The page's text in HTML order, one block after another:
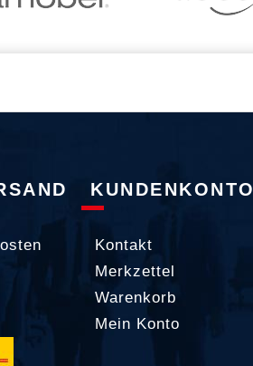
KUNDENKONTO
Kontakt
Merkzettel
Warenkorb
Mein Konto